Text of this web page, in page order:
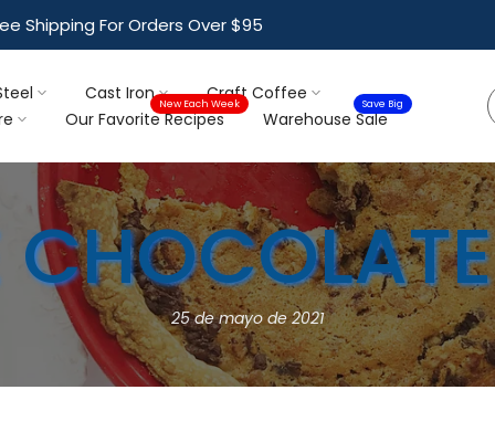
Shipping For Orders Over $95
Cast Iron
Craft Coffee
Our Favorite Recipes
New Each Week
Warehouse Sale
Save Big
25 de mayo de 2021